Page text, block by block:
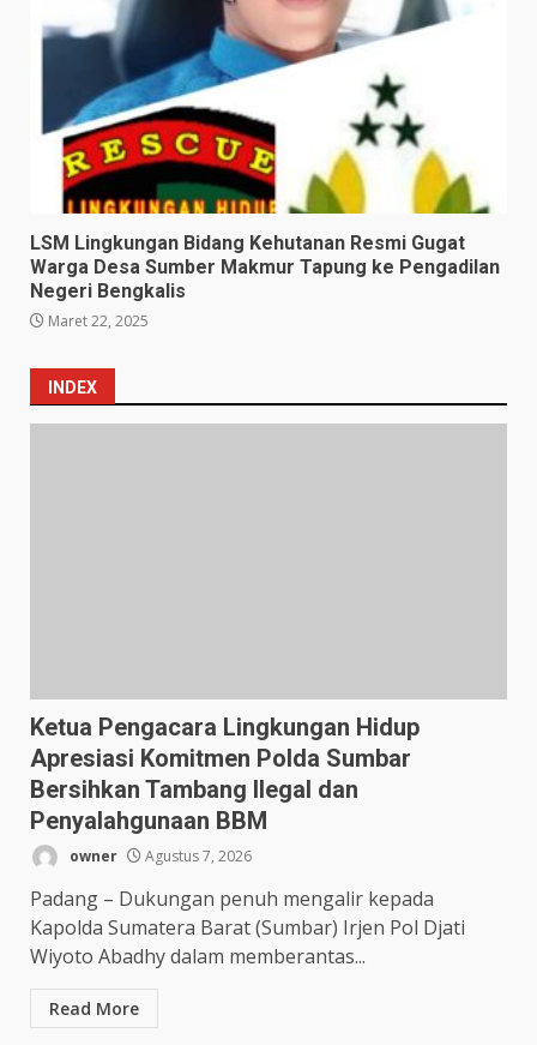
LSM Lingkungan Bidang Kehutanan Resmi Gugat
Warga Desa Sumber Makmur Tapung ke Pengadilan
Negeri Bengkalis
Maret 22, 2025
INDEX
Ketua Pengacara Lingkungan Hidup
Apresiasi Komitmen Polda Sumbar
Bersihkan Tambang Ilegal dan
Penyalahgunaan BBM
owner Agustus 7, 2026
Padang – Dukungan penuh mengalir kepada
Kapolda Sumatera Barat (Sumbar) Irjen Pol Djati
Wiyoto Abadhy dalam memberantas...
Read More